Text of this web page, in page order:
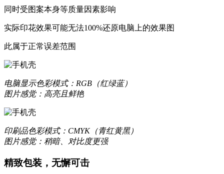
优质液态硅胶材质，一体成型，精准孔位，贴合原机机身设
质感升级，耐刮防撞，加倍防护
更轻薄
让你爱不释手的舒适
同时受图案本身等质量因素影响
实际印花效果可能无法100%还原电脑上的效果图
此属于正常误差范围
电脑显示色彩模式：RGB（红绿蓝）
图片感觉：高亮且鲜艳
印刷品色彩模式：CMYK（青红黄黑）
图片感觉：稍暗、对比度更强
精致包装，无懈可击